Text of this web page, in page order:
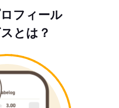
フィール
とは？